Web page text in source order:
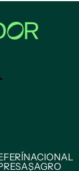
NACIONAL
AGRO